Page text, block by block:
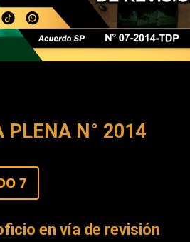
PLENA N° 2014
7
en vía de revisión